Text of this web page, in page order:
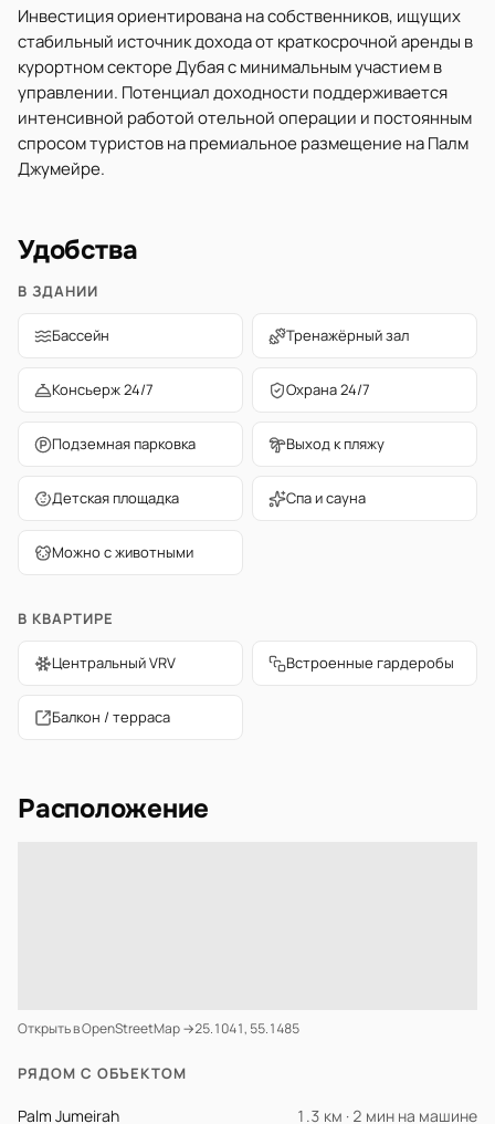
Инвестиция ориентирована на собственников, ищущих
стабильный источник дохода от краткосрочной аренды в
курортном секторе Дубая с минимальным участием в
управлении. Потенциал доходности поддерживается
интенсивной работой отельной операции и постоянным
спросом туристов на премиальное размещение на Палм
Джумейре.
Удобства
В ЗДАНИИ
Бассейн Тренажёрный зал
Консьерж 24/7 Охрана 24/7
Подземная парковка Выход к пляжу
Детская площадка Спа и сауна
Можно с животными
В КВАРТИРЕ
Центральный VRV Встроенные гардеробы
Балкон / терраса
Расположение
Открыть в OpenStreetMap →25.1041, 55.1485
РЯДОМ С ОБЪЕКТОМ
Palm Jumeirah 1.3 км · 2 мин на машине